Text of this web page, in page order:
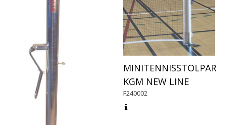
MINITENNISSTOLPAR
KGM NEW LINE
F240002